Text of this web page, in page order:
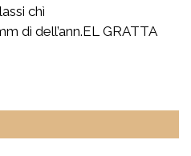
chì
dì dell’ann.EL GRATTA